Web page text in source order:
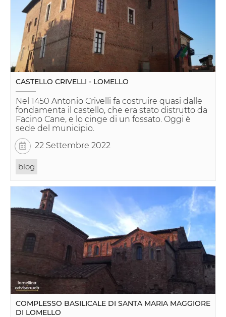
CASTELLO CRIVELLI - LOMELLO
Nel 1450 Antonio Crivelli fa costruire quasi dalle
fondamenta il castello, che era stato distrutto da
Facino Cane, e lo cinge di un fossato. Oggi è
sede del municipio.
22 Settembre 2022
blog
COMPLESSO BASILICALE DI SANTA MARIA MAGGIORE
DI LOMELLO